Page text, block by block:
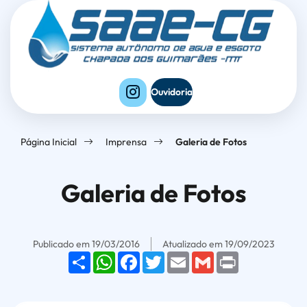
Seção
de
atalhos
de
para
conteúdo
Ir
Seção
do
menu
principal
Ouvidoria
Página Inicial Imprensa Galeria de Fotos
Galeria de Fotos
Publicado em19/03/2016 Atualizado em19/09/2023
ShareWhatsApp
Facebook
TwitterEmailGmail